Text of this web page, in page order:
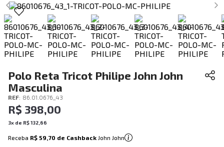
Polo Reta Tricot Philipe John John
Masculina
REF: 86.01.0676_43
R$ 398,00
3x de R$132 66
Receba R$ 59,70 de Cashback John John